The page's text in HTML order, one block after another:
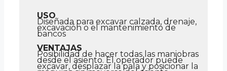
USO
Diseñada para excavar calzada, drenaje,
excavación o el mantenimiento de
bancos
VENTAJAS
Posibilidad de hacer todas las maniobras
desde el asiento. El operador puede
excavar, desplazar la pala y posicionar la